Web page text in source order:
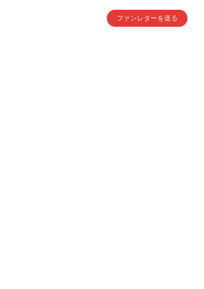
ファンレターを送る